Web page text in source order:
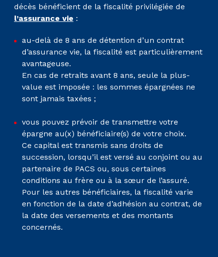
décès bénéficient de la fiscalité privilégiée de
l’assurance vie :
au-delà de 8 ans de détention d’un contrat
d’assurance vie, la fiscalité est particulièrement
avantageuse.
En cas de retraits avant 8 ans, seule la plus-
value est imposée : les sommes épargnées ne
sont jamais taxées ;
vous pouvez prévoir de transmettre votre
épargne au(x) bénéficiaire(s) de votre choix.
Ce capital est transmis sans droits de
succession, lorsqu’il est versé au conjoint ou au
partenaire de PACS ou, sous certaines
conditions au frère ou à la sœur de l’assuré.
Pour les autres bénéficiaires, la fiscalité varie
en fonction de la date d’adhésion au contrat, de
la date des versements et des montants
concernés.